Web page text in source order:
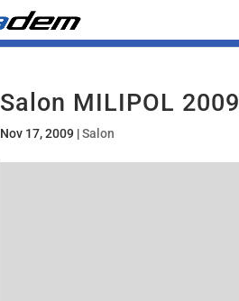
Salon MILIPOL 2009
Nov 17, 2009 |Salon